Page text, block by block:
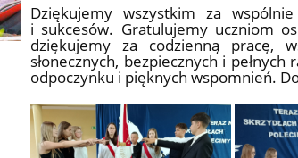
Dziękujemy wszystkim za
i sukcesów. Gratulujemy uczniom
dziękujemy za codzienną pracę,
słonecznych, bezpiecznych i
odpoczynku i pięknych wspomnień.